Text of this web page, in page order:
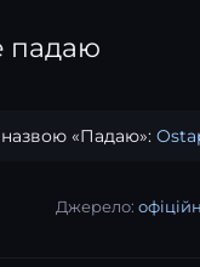
падаю
назвою «Падаю»:
Джерело: